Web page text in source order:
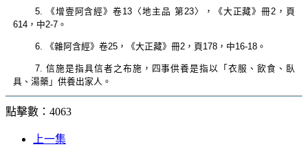
5. 《增壹阿含經》卷13〈地主品 第23〉，《大正藏》冊2，頁
614，中2-7。
6. 《雜阿含經》卷25，《大正藏》冊2，頁178，中16-18。
7. 信施是指具信者之布施，四事供養是指以「衣服、飲食、臥
具、湯藥」供養出家人。
點擊數：4063
上一集